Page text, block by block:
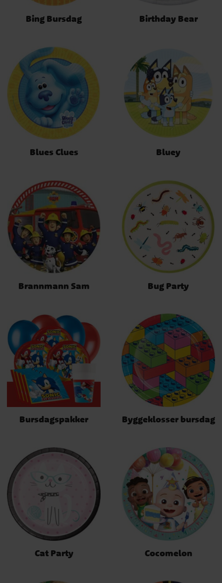
Bing Bursdag Birthday Bear
Blues Clues Bluey
Brannmann Sam Bug Party
Bursdagspakker Byggeklosser bursdag
Cat Party Cocomelon